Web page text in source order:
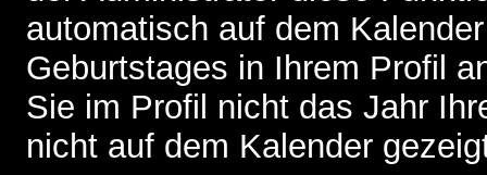
automatisch auf dem
Geburtstages in Ihrem Profil
Sie im Profil nicht das Jahr
nicht auf dem Kalender